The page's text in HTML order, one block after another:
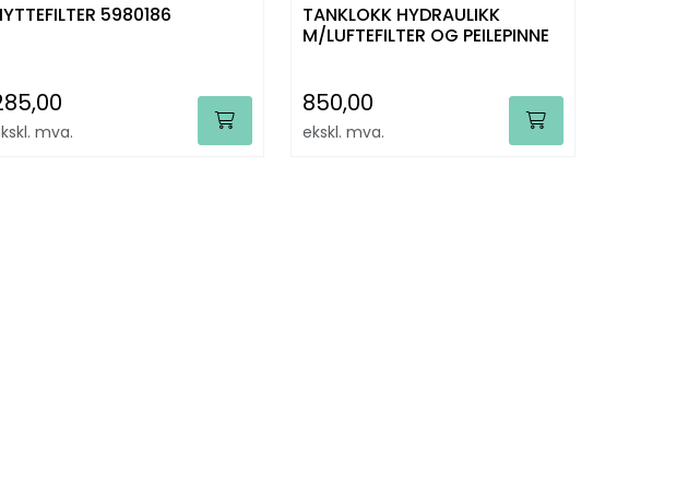
5980186
mva.
TANKLOKK HYDRAULIKK
M/LUFTEFILTER OG PEILEPINNE
850,00
ekskl. mva.